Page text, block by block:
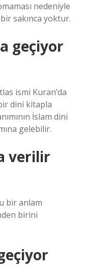
nedeniyle
sakınca yoktur.
geçiyor
ismi Kuran’da
dini kitapla
İslam dini
gelebilir.
verilir
bir anlam
birini